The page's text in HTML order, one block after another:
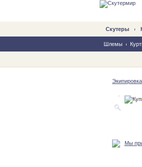
Скутеры
Шлемы
Экипировка